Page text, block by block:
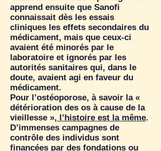
apprend ensuite que Sanofi
connaissait dès les essais
cliniques les effets secondaires du
médicament, mais que ceux-ci
avaient été minorés par le
laboratoire et ignorés par les
autorités sanitaires qui, dans le
doute, avaient agi en faveur du
médicament.
Pour l’ostéoporose, à savoir la «
détérioration des os à cause de la
vieillesse », l’histoire est la même.
D’immenses campagnes de
contrôle des individus sont
financées par des fondations ou